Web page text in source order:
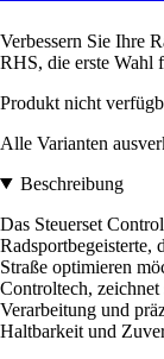
Verbessern Sie Ihre
RHS, die erste Wahl
Produkt nicht
Alle Varianten
Beschreibung
Das Steuerset
Straße optimieren
Controltech,
Verarbeitung und
Haltbarkeit und